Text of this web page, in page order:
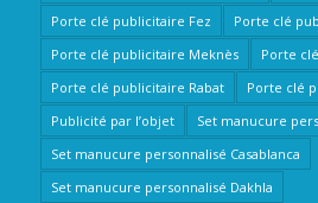
Porte clé publicitaire Fez
Porte clé
Porte clé publicitaire Meknès
Porte
Porte clé publicitaire Rabat
Porte clé
Publicité par l’objet
Set manucure
Set manucure personnalisé Casablanca
Set manucure personnalisé Dakhla